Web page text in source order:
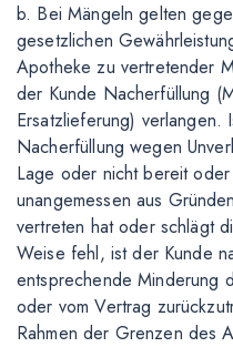
b. Bei Mängeln gelten
gesetzlichen
Apotheke zu vertretender
der Kunde Nacherfüllung
Ersatzlieferung)
Nacherfüllung wegen
Lage oder nicht bereit
unangemessen aus
vertreten hat oder schlägt
Weise fehl, ist der Kunde
entsprechende Minderung
oder vom Vertrag
Rahmen der Grenzen des